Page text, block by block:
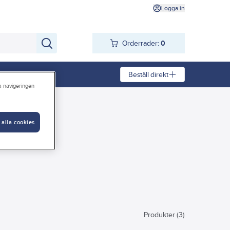
Logga in
Orderrader: 0
Beställ direkt
Produkter (3)
navigeringen
alla cookies